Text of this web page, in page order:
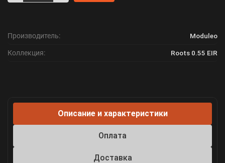
Производитель: Moduleo
Коллекция: Roots 0.55 EIR
Описание и характеристики
Оплата
Доставка